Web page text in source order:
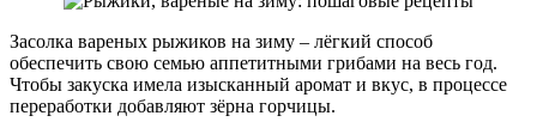
Засолка вареных рыжиков на зиму – лёгкий способ
обеспечить свою семью аппетитными грибами на весь год.
Чтобы закуска имела изысканный аромат и вкус, в процессе
переработки добавляют зёрна горчицы.